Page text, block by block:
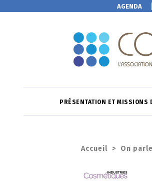
AGENDA
PRÉSENTATION ET MISSIONS
Accueil > On